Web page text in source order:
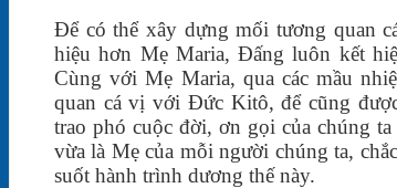
Để có thể xây dựng mối tương quan
hiệu hơn Mẹ Maria, Đấng luôn kết
Cùng với Mẹ Maria, qua các mầu
quan cá vị với Đức Kitô, để cũng
trao phó cuộc đời, ơn gọi của chúng
vừa là Mẹ của mỗi người chúng ta,
suốt hành trình dương thế này.